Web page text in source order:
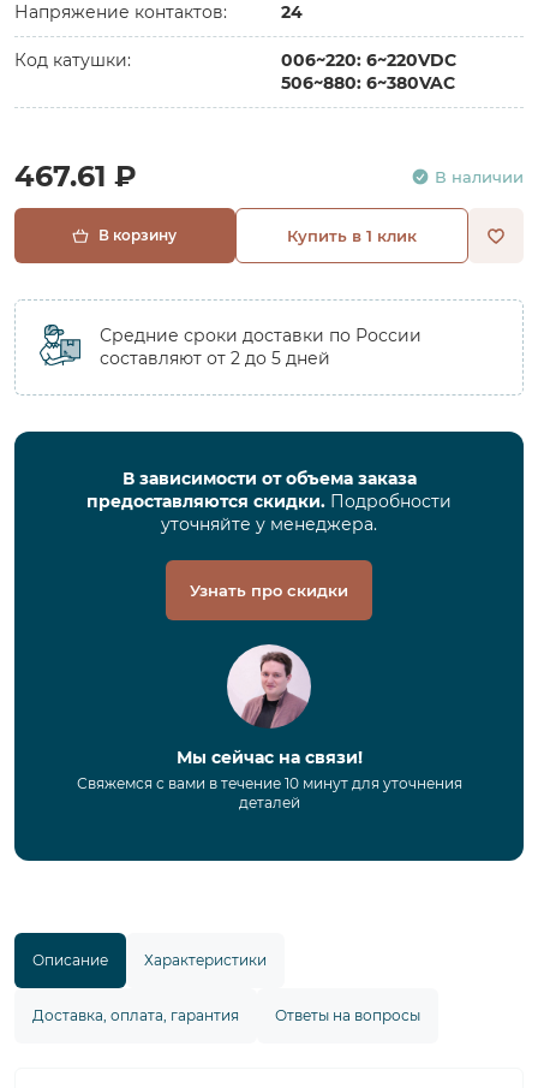
Напряжение контактов: 24
Код катушки:
006~220: 6~220VDC
506~880: 6~380VAC
467.61 ₽ В наличии
В корзину Купить в 1 клик
Средние сроки доставки по России
составляют от 2 до 5 дней
В зависимости от объема заказа
предоставляются скидки. Подробности
уточняйте у менеджера.
Узнать про скидки
Мы сейчас на связи!
Свяжемся с вами в течение 10 минут для уточнения
деталей
Описание Характеристики
Доставка, оплата, гарантия Ответы на вопросы